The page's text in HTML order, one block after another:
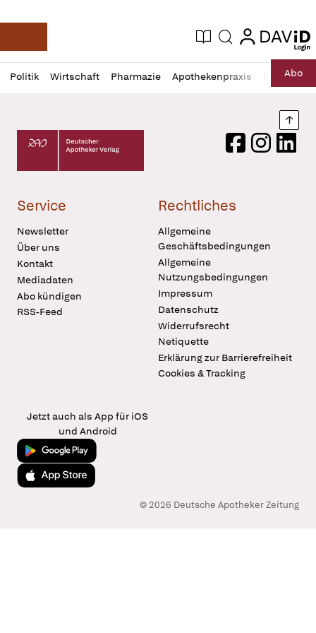
Deutsche Apotheker Zeitung
Aktuelle Ausgabe
Suche login
login
Politik Wirtschaft Pharmazie Apothekenpraxis RechtAbo
Profil
öffnen
Daz
Pur
Deutscher Apotheker Verlag Logo
FacebookInstagram
Service
Newsletter
Über uns
Kontakt
Mediadaten
Abo kündigen
RSS-Feed
Rechtliches
Allgemeine
Geschäftsbedingungen
Allgemeine
Nutzungsbedingungen
Impressum
Datenschutz
Widerrufsrecht
Netiquette
Erklärung zur Barrierefreiheit
Cookies & Tracking
Jetzt auch als App für iOS
und Android
Jetzt bei Google Play
Laden im App Store
© 2026 Deutsche Apotheker Zeitung